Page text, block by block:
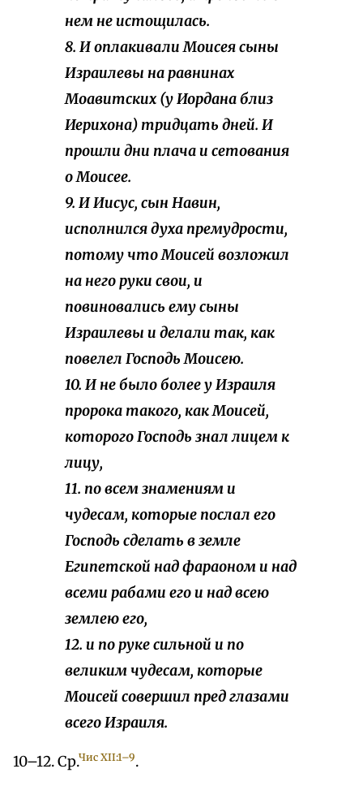
нем не истощилась.
8. И оплакивали Моисея сыны
Израилевы на равнинах
Моавитских (у Иордана близ
Иерихона) тридцать дней. И
прошли дни плача и сетования
о Моисее.
9. И Иисус, сын Навин,
исполнился духа премудрости,
потому что Моисей возложил
на него руки свои, и
повиновались ему сыны
Израилевы и делали так, как
повелел Господь Моисею.
10. И не было более у Израиля
пророка такого, как Моисей,
которого Господь знал лицем к
лицу,
11. по всем знамениям и
чудесам, которые послал его
Господь сделать в земле
Египетской над фараоном и над
всеми рабами его и над всею
землею его,
12. и по руке сильной и по
великим чудесам, которые
Моисей совершил пред глазами
всего Израиля.
10–12. Ср.Чис XII:1–9.